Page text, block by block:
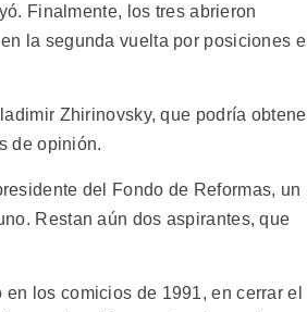
Finalmente, los tres abrieron
la segunda vuelta por posiciones
Zhirinovsky, que podría
de opinión.
del Fondo de Reformas, un
Restan aún dos aspirantes, que
los comicios de 1991, en cerrar el